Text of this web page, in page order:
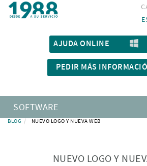
AJUDA ONLINE
PEDIR MÁS
SOFTWARE
BLOG NUEVO LOGO Y NUEVA WEB
NUEVO LOGO Y